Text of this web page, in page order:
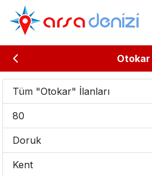
Otokar
Tüm "Otokar" İlanları
80
Doruk
Kent